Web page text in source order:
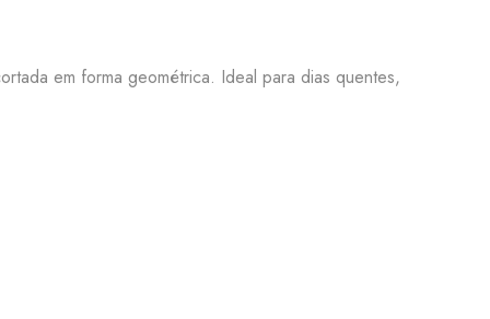
em forma geométrica. Ideal para dias quentes,